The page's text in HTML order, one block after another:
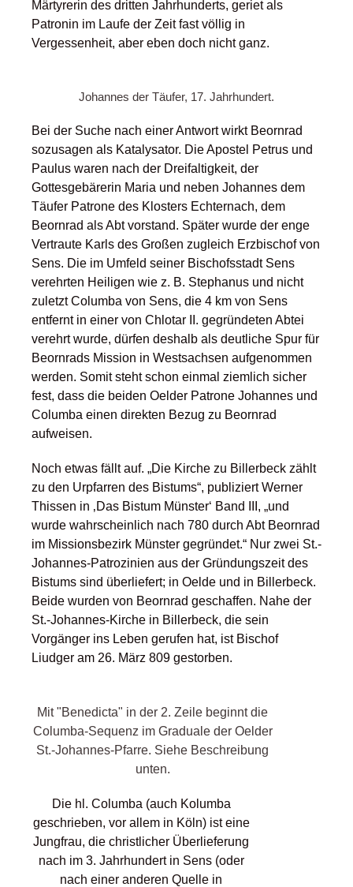
Märtyrerin des dritten Jahrhunderts, geriet als
Patronin im Laufe der Zeit fast völlig in
Vergessenheit, aber eben doch nicht ganz.
Johannes der Täufer, 17. Jahrhundert.
Bei der Suche nach einer Antwort wirkt Beornrad
sozusagen als Katalysator. Die Apostel Petrus und
Paulus waren nach der Dreifaltigkeit, der
Gottesgebärerin Maria und neben Johannes dem
Täufer Patrone des Klosters Echternach, dem
Beornrad als Abt vorstand. Später wurde der enge
Vertraute Karls des Großen zugleich Erzbischof von
Sens. Die im Umfeld seiner Bischofsstadt Sens
verehrten Heiligen wie z. B. Stephanus und nicht
zuletzt Columba von Sens, die 4 km von Sens
entfernt in einer von Chlotar II. gegründeten Abtei
verehrt wurde, dürfen deshalb als deutliche Spur für
Beornrads Mission in Westsachsen aufgenommen
werden. Somit steht schon einmal ziemlich sicher
fest, dass die beiden Oelder Patrone Johannes und
Columba einen direkten Bezug zu Beornrad
aufweisen.
Noch etwas fällt auf. „Die Kirche zu Billerbeck zählt
zu den Urpfarren des Bistums“, publiziert Werner
Thissen in ‚Das Bistum Münster‘ Band III, „und
wurde wahrscheinlich nach 780 durch Abt Beornrad
im Missionsbezirk Münster gegründet.“ Nur zwei St.-
Johannes-Patrozinien aus der Gründungszeit des
Bistums sind überliefert; in Oelde und in Billerbeck.
Beide wurden von Beornrad geschaffen. Nahe der
St.-Johannes-Kirche in Billerbeck, die sein
Vorgänger ins Leben gerufen hat, ist Bischof
Liudger am 26. März 809 gestorben.
Mit "Benedicta" in der 2. Zeile beginnt die
Columba-Sequenz im Graduale der Oelder
St.-Johannes-Pfarre. Siehe Beschreibung
unten.
Die hl. Columba (auch Kolumba
geschrieben, vor allem in Köln) ist eine
Jungfrau, die christlicher Überlieferung
nach im 3. Jahrhundert in Sens (oder
nach einer anderen Quelle in